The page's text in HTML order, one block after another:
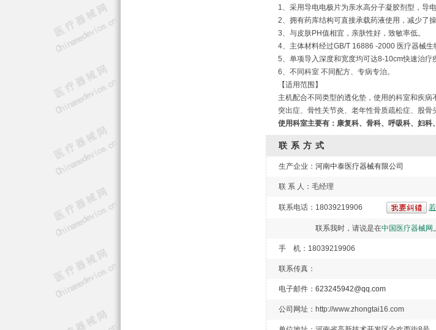
1、采用导电电极片为亲水高分子凝胶剂型，导电
2、拥有药库结构可直接承载药液使用，减少了
3、与皮肤PH值相宜，亲肤性好，致敏率低。
4、主体材料经过GB/T 16886 -2000 医疗器械
5、单项导入深度和宽度均可达8-10cm快速治疗
6、不同科室 不同配方、专病专治。
【适用范围】
主机配合不同类型的透化垫，使用的科室和疾
突出症、骨性关节炎、老年性骨质疏松症、股骨
使用科室主要有：康复科、骨科、呼吸科、妇科
联系方式
生产企业： 河南中泰医疗器械有限公司
联 系 人：毛经理
联系电话：18039219906
联系我时，请说是在中国医疗器械网
手 机：18039219906
联系传真：
电子邮件： 623245942@qq.com
公司网址：http://www.zhongtai16.com